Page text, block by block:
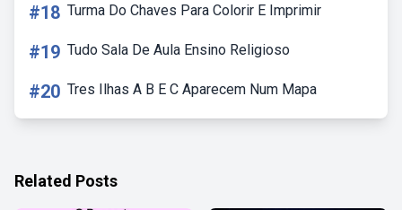
#18 Turma Do Chaves Para Colorir E Imprimir
#19 Tudo Sala De Aula Ensino Religioso
#20 Tres Ilhas A B E C Aparecem Num Mapa
Related Posts